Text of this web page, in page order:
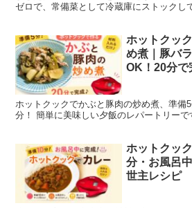
ゼロで、常備菜として冷蔵庫にストックし
ホットクッ
め煮｜豚バ
OK！20分で
ホットクックでかぶと豚肉の炒め煮、準備
分！ 簡単に美味しい夕飯のレパートリーで
ホットクッ
分・お風呂
世主レシピ